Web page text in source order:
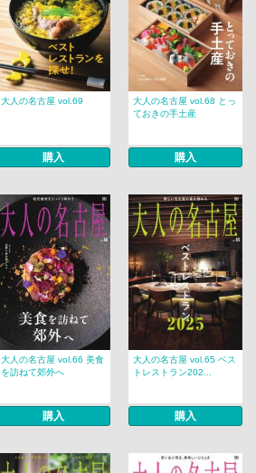
大人の名古屋 vol.69
購入
大人の名古屋 vol.68 とっ
ておきの手土産
購入
大人の名古屋 vol.66 美食
を訪ねて郊外へ
購入
大人の名古屋 vol.65 ベス
トレストラン202...
購入